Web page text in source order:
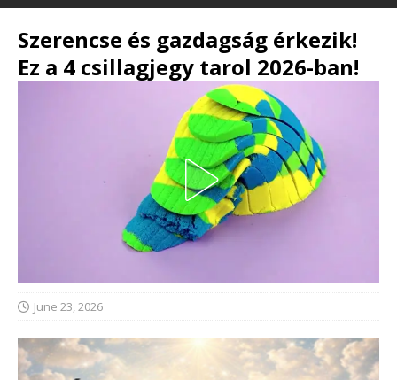
Szerencse és gazdagság érkezik!
Ez a 4 csillagjegy tarol 2026-ban!
June 23, 2026